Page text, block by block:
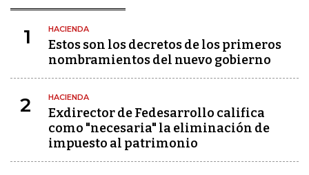
1 HACIENDA
Estos son los decretos de los primeros
nombramientos del nuevo gobierno
2 HACIENDA
Exdirector de Fedesarrollo califica
como "necesaria" la eliminación de
impuesto al patrimonio